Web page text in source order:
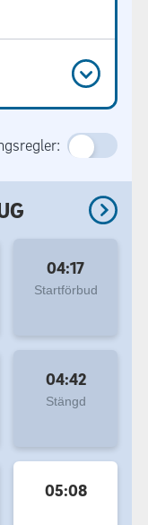
04:17
Startförbud
04:42
Stängd
05:08